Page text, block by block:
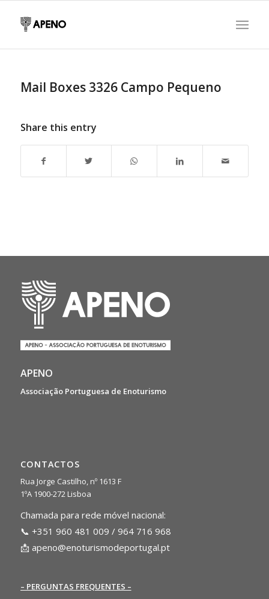
Mail Boxes 3326 Campo Pequeno
Share this entry
APENO
Associação Portuguesa de Enoturismo
CONTACTOS
Rua Jorge Castilho, nº 1613 F
1ºA 1900-272 Lisboa
Chamada para rede móvel nacional:
📞 +351 960 481 009 / 964 716 968
📩 apeno@enoturismodeportugal.pt
– PERGUNTAS FREQUENTES –